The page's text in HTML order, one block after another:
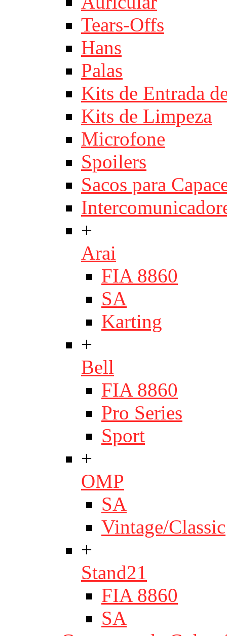
Tears-Offs
Hans
Palas
Kits de Entrada
Kits de Limpeza
Microfone
Spoilers
Sacos para
+
Arai
FIA 8860
SA
Karting
+
Bell
FIA 8860
Pro Series
Sport
+
OMP
SA
Vintage/Classic
+
Stand21
FIA 8860
SA